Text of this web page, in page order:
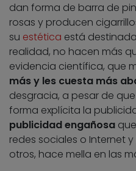
dan forma de barra de
rosas y producen
su estética está
realidad, no hacen más
evidencia científica, que
más y les cuesta más
desgracia, a pesar de
forma explícita la
publicidad engañosa
redes sociales o Internet y
otros, hace mella en las